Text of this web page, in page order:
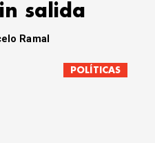
salida
Ramal
POLÍTICAS